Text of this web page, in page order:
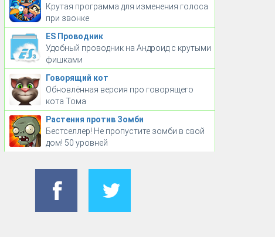
Крутая программа для изменения голоса
при звонке
ES Проводник
Удобный проводник на Андроид с крутыми
фишками
Говорящий кот
Обновлённая версия про говорящего
кота Тома
Растения против Зомби
Бестселлер! Не пропустите зомби в свой
дом! 50 уровней